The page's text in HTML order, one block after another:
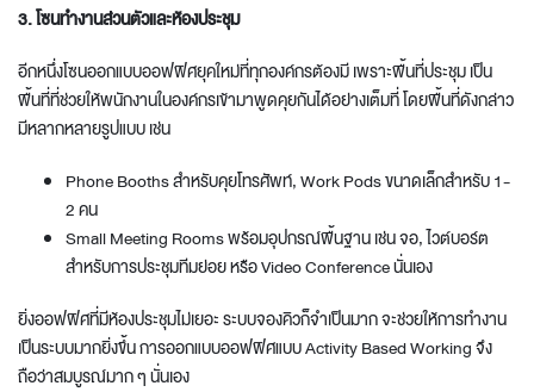
3. โซนทำงานส่วนตัวและห้องประชุม
อีกหนึ่งโซนออกแบบออฟฟิศยุคใหม่ที่ทุกองค์กรต้องมี เพราะพื้นที่ประชุม เป็น
พื้นที่ที่ช่วยให้พนักงานในองค์กรเข้ามาพูดคุยกันได้อย่างเต็มที่ โดยพื้นที่ดังกล่าว
มีหลากหลายรูปแบบ เช่น
Phone Booths สำหรับคุยโทรศัพท์, Work Pods ขนาดเล็กสำหรับ 1-
2 คน
Small Meeting Rooms พร้อมอุปกรณ์พื้นฐาน เช่น จอ, ไวต์บอร์ต
สำหรับการประชุมทีมย่อย หรือ Video Conference นั่นเอง
ยิ่งออฟฟิศที่มีห้องประชุมไม่เยอะ ระบบจองคิวก็จำเป็นมาก จะช่วยให้การทำงาน
เป็นระบบมากยิ่งขึ้น การออกแบบออฟฟิศแบบ Activity Based Working จึง
ถือว่าสมบูรณ์มาก ๆ นั่นเอง